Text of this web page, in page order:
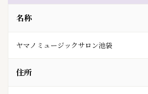
名称
ヤマノミュージックサロン池袋
住所